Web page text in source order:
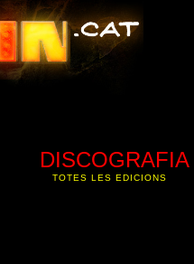
DISCOGRAFIA
TOTES LES EDICIONS